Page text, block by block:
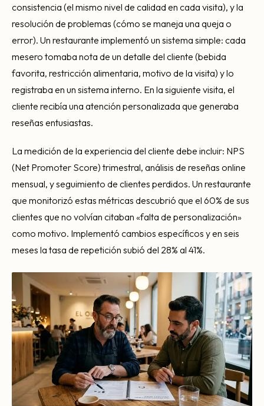
consistencia (el mismo nivel de calidad en cada visita), y la
resolución de problemas (cómo se maneja una queja o
error). Un restaurante implementó un sistema simple: cada
mesero tomaba nota de un detalle del cliente (bebida
favorita, restricción alimentaria, motivo de la visita) y lo
registraba en un sistema interno. En la siguiente visita, el
cliente recibía una atención personalizada que generaba
reseñas entusiastas.
La medición de la experiencia del cliente debe incluir: NPS
(Net Promoter Score) trimestral, análisis de reseñas online
mensual, y seguimiento de clientes perdidos. Un restaurante
que monitorizó estas métricas descubrió que el 60% de sus
clientes que no volvían citaban «falta de personalización»
como motivo. Implementó cambios específicos y en seis
meses la tasa de repetición subió del 28% al 41%.